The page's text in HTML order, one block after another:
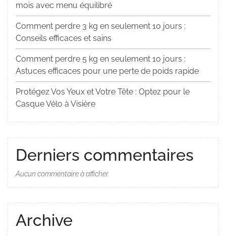
mois avec menu équilibré
Comment perdre 3 kg en seulement 10 jours :
Conseils efficaces et sains
Comment perdre 5 kg en seulement 10 jours :
Astuces efficaces pour une perte de poids rapide
Protégez Vos Yeux et Votre Tête : Optez pour le
Casque Vélo à Visière
Derniers commentaires
Aucun commentaire à afficher.
Archive